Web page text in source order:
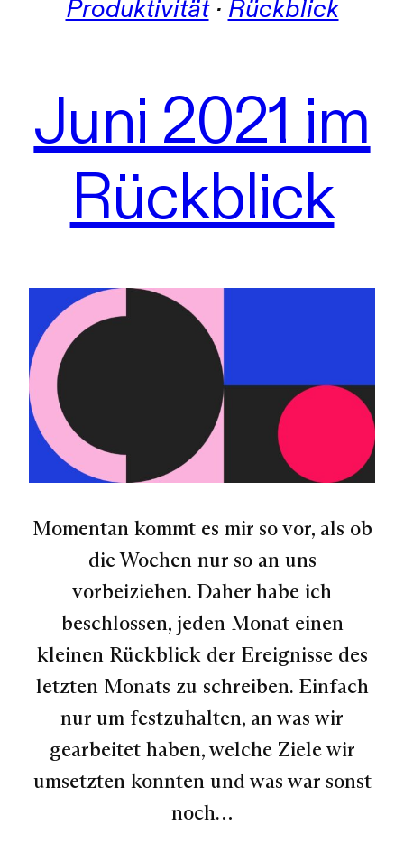
Produktivität · Rückblick
Juni 2021 im
Rückblick
Momentan kommt es mir so vor, als ob
die Wochen nur so an uns
vorbeiziehen. Daher habe ich
beschlossen, jeden Monat einen
kleinen Rückblick der Ereignisse des
letzten Monats zu schreiben. Einfach
nur um festzuhalten, an was wir
gearbeitet haben, welche Ziele wir
umsetzten konnten und was war sonst
noch…